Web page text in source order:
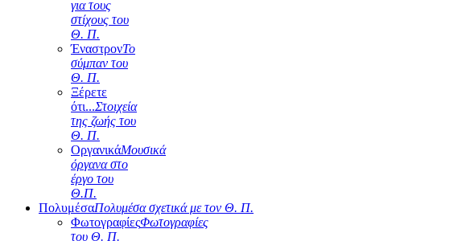
για τους
στίχους του
Θ. Π.
ΈναστρονΤο
σύμπαν του
Θ. Π.
Ξέρετε
ότι...Στοιχεία
της ζωής του
Θ. Π.
ΟργανικάΜουσικά
όργανα στο
έργο του
Θ.Π.
ΠολυμέσαΠολυμέσα σχετικά με τον Θ. Π.
ΦωτογραφίεςΦωτογραφίες
του Θ. Π.